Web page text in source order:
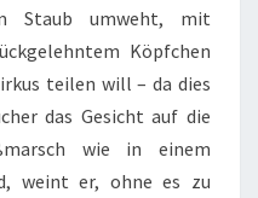
Staub umweht, mit
Köpfchen
teilen will – da dies
das Gesicht auf die
wie in einem
weint er, ohne es zu